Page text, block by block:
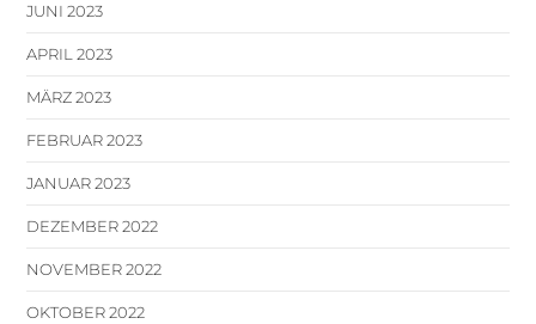
JUNI 2023
APRIL 2023
MÄRZ 2023
FEBRUAR 2023
JANUAR 2023
DEZEMBER 2022
NOVEMBER 2022
OKTOBER 2022